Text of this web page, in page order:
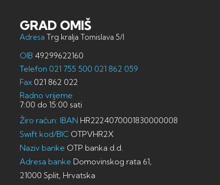
GRAD OMIŠ
Adresa Trg kralja Tomislava 5/I
OIB 49299622160
Telefon 021 755 500 021 862 059
Fax 021 862 022
Radno vrijeme
7:00 do 15:00 sati
Žiro račun: IBAN HR2224070001830000008
Swift kod/BIC OTPVHR2X
Naziv banke OTP banka d.d.
Adresa banke Domovinskog rata 61,
21000 Split, Hrvatska